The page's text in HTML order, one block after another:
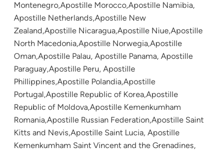
Montenegro,Apostille Morocco,Apostille Namibia,
Apostille Netherlands,Apostille New
Zealand,Apostille Nicaragua,Apostille Niue,Apostille
North Macedonia,Apostille Norwegia,Apostille
Oman,Apostille Palau, Apostille Panama, Apostille
Paraguay,Apostille Peru, Apostille
Phillippines,Apostille Polandia,Apostille
Portugal,Apostille Republic of Korea,Apostille
Republic of Moldova,Apostille Kemenkumham
Romania,Apostille Russian Federation,Apostille Saint
Kitts and Nevis,Apostille Saint Lucia, Apostille
Kemenkumham Saint Vincent and the Grenadines,